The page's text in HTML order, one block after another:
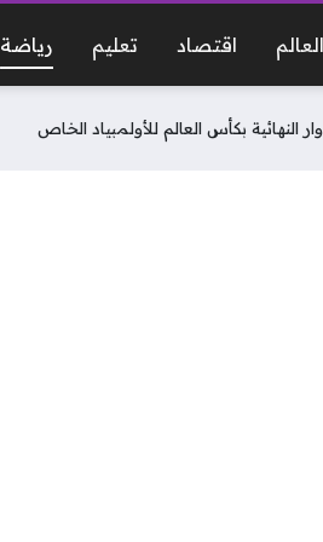
اقتصاد تعليم رياضة
النهائية بكأس العالم للأولمبياد الخاص